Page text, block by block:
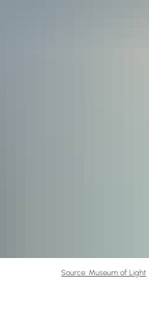
Source: Museum of Light